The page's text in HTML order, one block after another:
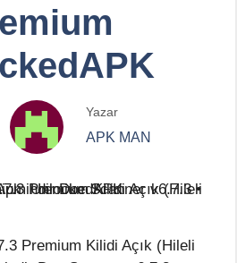
Yazar
APK MAN